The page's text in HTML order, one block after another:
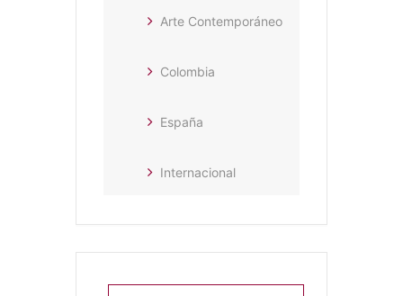
Arte Contemporáneo
Colombia
España
Internacional